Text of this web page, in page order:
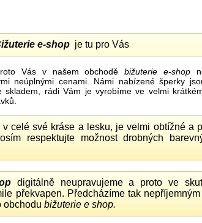
e-shopje tu pro Vás
Vás v našem obchoděbižuterie e-shop
neúplnými cenami. Námi nabízené šperky
skladem, rádi Vám je vyrobíme ve velmi
celé své kráse a lesku, je velmi obtížné a
respektujte možnost drobných
digitálně neupravujeme a proto ve
překvapen. Předcházíme tak
obchodu bižuterie e shop.